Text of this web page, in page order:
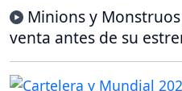
Minions y
venta antes de su